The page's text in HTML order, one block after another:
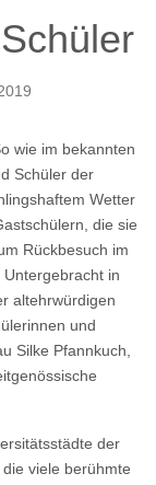
wie im bekannten
Schüler der
Wetter
die sie
Rückbesuch im
in
altehrwürdigen
und
Silke Pfannkuch,
der
viele berühmte